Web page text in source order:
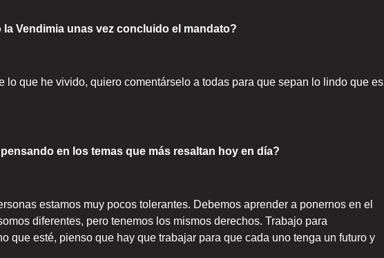
Vendimia unas vez concluido el mandato?
lo que he vivido, quiero comentárselo a todas para que sepan lo lindo que es
en los temas que más resaltan hoy en día?
estamos muy pocos tolerantes. Debemos aprender a ponernos en el
diferentes, pero tenemos los mismos derechos. Trabajo para
que esté, pienso que hay que trabajar para que cada uno tenga un futuro y